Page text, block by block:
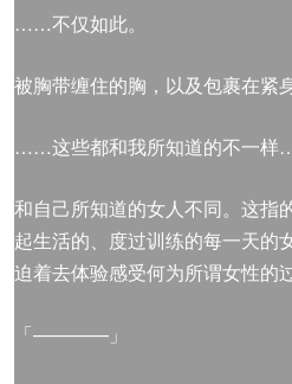
……不仅如此。
被胸带缠住的胸，以及包裹在紧
……这些都和我所知道的不一样
和自己所知道的女人不同。这指
起生活的、度过训练的每一天的
迫着去体验感受何为所谓女性的过
「————」